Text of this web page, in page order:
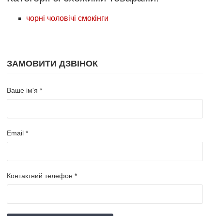
чорні чоловічі смокінги
ЗАМОВИТИ ДЗВІНОК
Ваше ім'я *
Email *
Контактний телефон *